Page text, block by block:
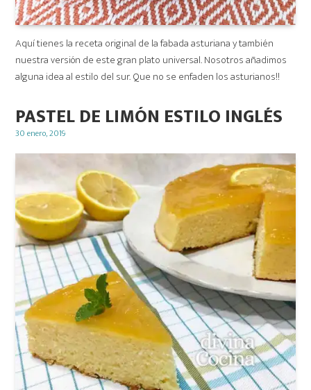
Aquí tienes la receta original de la fabada asturiana y también
nuestra versión de este gran plato universal. Nosotros añadimos
alguna idea al estilo del sur. Que no se enfaden los asturianos!!
PASTEL DE LIMÓN ESTILO INGLÉS
Posted
30 enero, 2019